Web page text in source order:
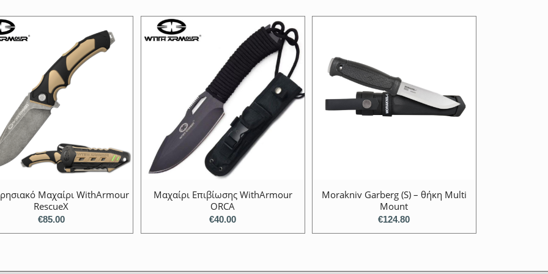
Μαχαίρι WithArmour
RescueX
€85.00
Μαχαίρι Επιβίωσης WithArmour
ORCA
€40.00
Morakniv Garberg (S) – θήκη Multi
Mount
€124.80